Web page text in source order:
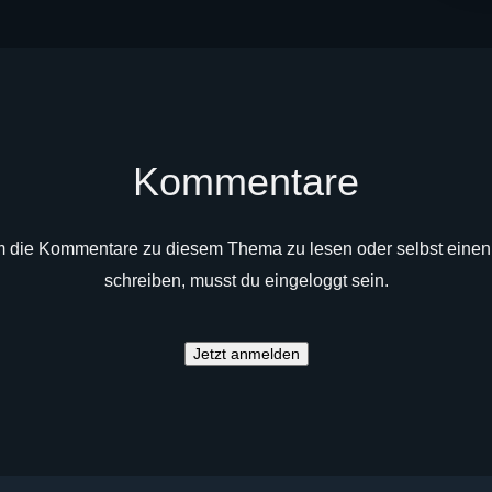
Kommentare
die Kommentare zu diesem Thema zu lesen oder selbst
schreiben, musst du eingeloggt sein.
Jetzt anmelden